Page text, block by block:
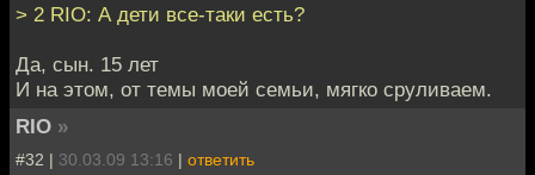
> 2 RIO: А дети все-таки есть?
Да, сын. 15 лет
И на этом, от темы моей семьи, мягко сруливаем.
RIO »
#32 | 30.03.09 13:16 | ответить